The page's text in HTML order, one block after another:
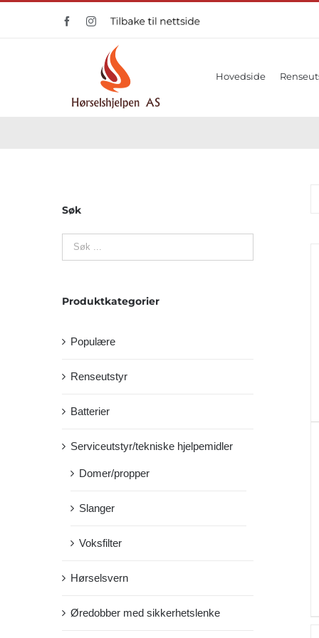
FacebookInstagram
Tilbake
Hovedside
Søk
Produktkategorier
Populære
Renseutstyr
Batterier
Serviceutstyr/tekniske hjelpemidler
Domer/propper
Slanger
Voksfilter
Hørselsvern
Øredobber med sikkerhetslenke